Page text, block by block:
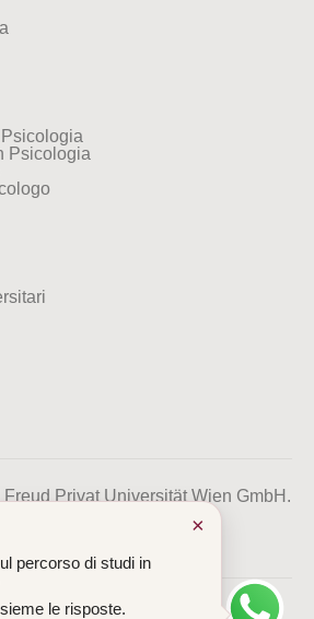
Psicologia
Privat Universität Wien GmbH.
×
percorso di studi in
le risposte.